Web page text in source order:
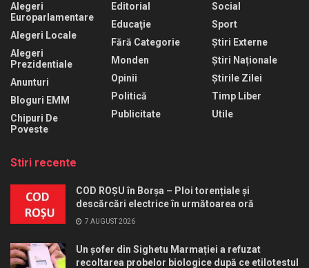
Alegeri
Europarlamentare
Alegeri Locale
Alegeri
Prezidentiale
Anunturi
Bloguri EMM
Chipuri De
Poveste
Editorial
Educaţie
Fără Categorie
Monden
Opinii
Politică
Publicitate
Social
Sport
Știri Externe
Știri Naționale
Știrile Zilei
Timp Liber
Utile
Stiri recente
COD ROȘU în Borșa – Ploi torențiale și
descărcări electrice în următoarea oră
7 AUGUST 2026
Un șofer din Sighetu Marmației a refuzat
recoltarea probelor biologice după ce etilotestul